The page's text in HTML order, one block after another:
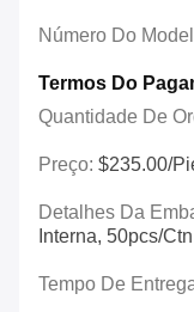
Número Do
Termos Do
Quantidade De
Preço: $235.00/
Detalhes Da
Interna, 50pcs/
Tempo De